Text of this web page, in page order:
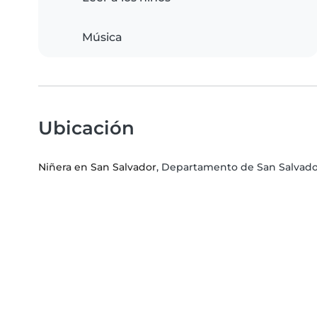
Música
Ubicación
Niñera en San Salvador, Departamento de San